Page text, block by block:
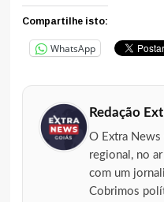
Compartilhe isto:
WhatsApp
Redação
O Extra News
regional, no
com um
Cobrimos